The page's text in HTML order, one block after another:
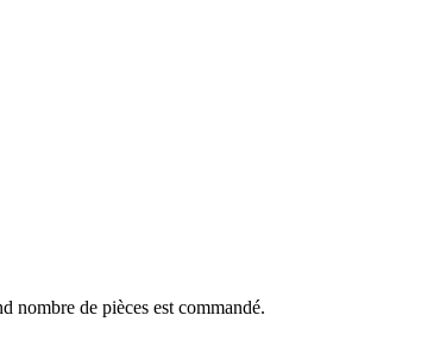
nombre de pièces est commandé.